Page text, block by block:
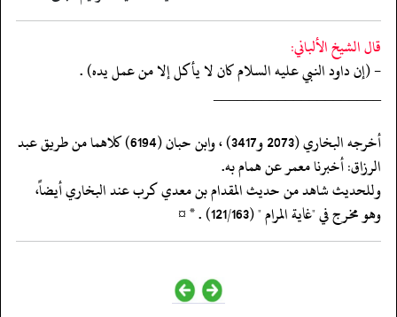
قال الشيخ الألباني:
- (إن داود النبي عليه السلام كان لا يأكل إلا من عمل يده) .
‏‏‏‏_____________________
‏‏‏‏أخرجه البخاري (2073 و3417) ، وابن حبان (6194) كلاهما من طريق عبد
الرزاق: أخبرنا معمر عن همام به.
‏‏‏‏وللحديث شاهد من حديث المقدام بن معدي كرب عند البخاري أيضاً،
وهو مخرج في "غاية المرام " (121/163) . * ¤